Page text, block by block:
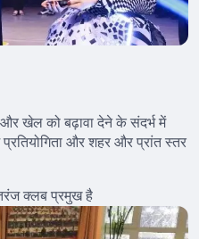
खेल को बढ़ावा देने के संदर्भ में
और शहर और प्रांत स्तर
क्लब प्रमुख है